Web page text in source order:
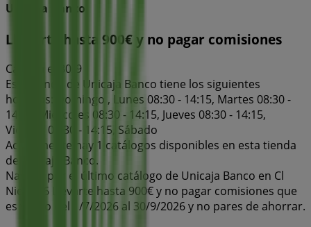
Unicaja Banco
Llevarte hasta 900€ y no pagar comisiones
Caduca el 30/9
Esta tienda de Unicaja Banco tiene los siguientes
horarios: Domingo , Lunes 08:30 - 14:15, Martes 08:30 -
14:15, Miércoles 08:30 - 14:15, Jueves 08:30 - 14:15,
Viernes 08:30 - 14:15, Sábado
Actualmente hay 1 catálogos disponibles en esta tienda
de Unicaja Banco.
Navega por el último catálogo de Unicaja Banco en Cl
Nieves 6 Llevarte hasta 900€ y no pagar comisiones que
es válido del 1/7/2026 al 30/9/2026 y no pares de ahorrar.